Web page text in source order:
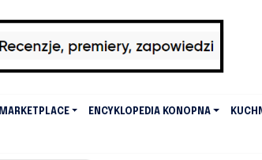
MARKETPLACE ENCYKLOPEDIA KONOPNA